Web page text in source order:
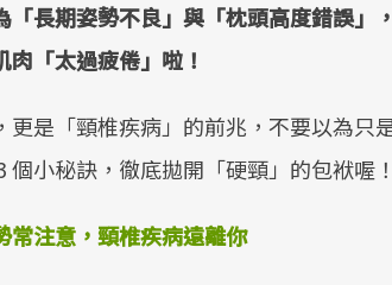
「長期姿勢不良」與「枕頭高度錯誤」
「太過疲倦」啦！
更是「頸椎疾病」的前兆，不要以為只
個小秘訣，徹底拋開「硬頸」的包袱​喔！
常注意，頸椎疾病遠離你